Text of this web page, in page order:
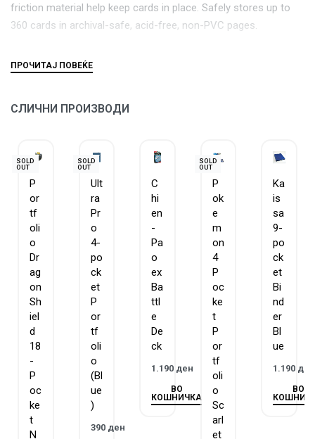
friction material help keep cards in place. Safely stores up to
360 cards in archival-safe, acid-free, non-PVC pages.
СЛИЧНИ ПРОИЗВОДИ
SOLD
OUT
P
or
tf
oli
o
Dr
ag
on
Sh
iel
d
18
-
P
oc
ke
t
N
SOLD
OUT
Ult
ra
Pr
o
4-
po
ck
et
P
or
tf
oli
o
(Bl
ue
)
390 ден
C
hi
en
-
Pa
o
ex
Ba
ttl
e
De
ck
1.190 ден
ВО
КОШНИЧКА
SOLD
OUT
P
ok
e
m
on
4
P
oc
ke
t
P
or
tf
oli
o
Sc
arl
et
Ka
is
sa
9-
po
ck
et
Bi
nd
er
Bl
ue
1.190 ден
ВО